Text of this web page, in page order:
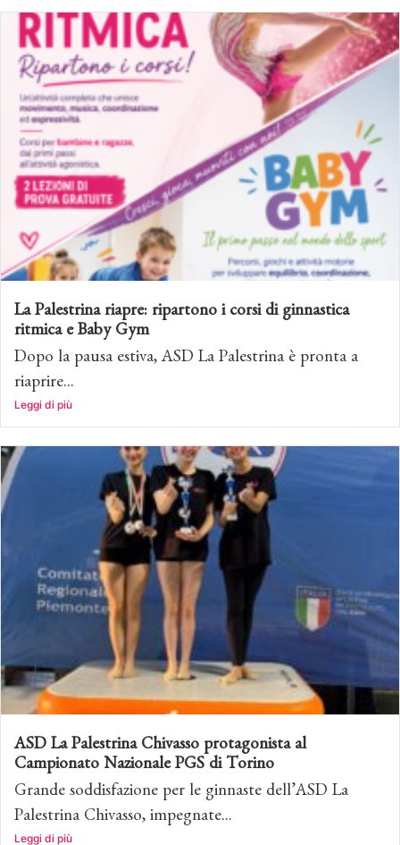
La Palestrina riapre: ripartono i corsi di ginnastica
ritmica e Baby Gym
Dopo la pausa estiva, ASD La Palestrina è pronta a
riaprire...
Leggi di più
ASD La Palestrina Chivasso protagonista al
Campionato Nazionale PGS di Torino
Grande soddisfazione per le ginnaste dell’ASD La
Palestrina Chivasso, impegnate...
Leggi di più